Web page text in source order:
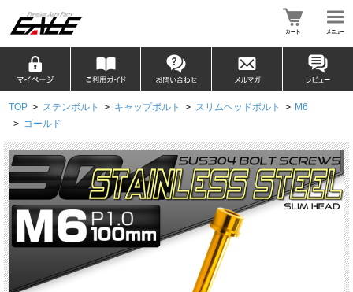
TOP > ステンボルト > キャップボルト > スリムヘッドボルト > M6
> ゴールド